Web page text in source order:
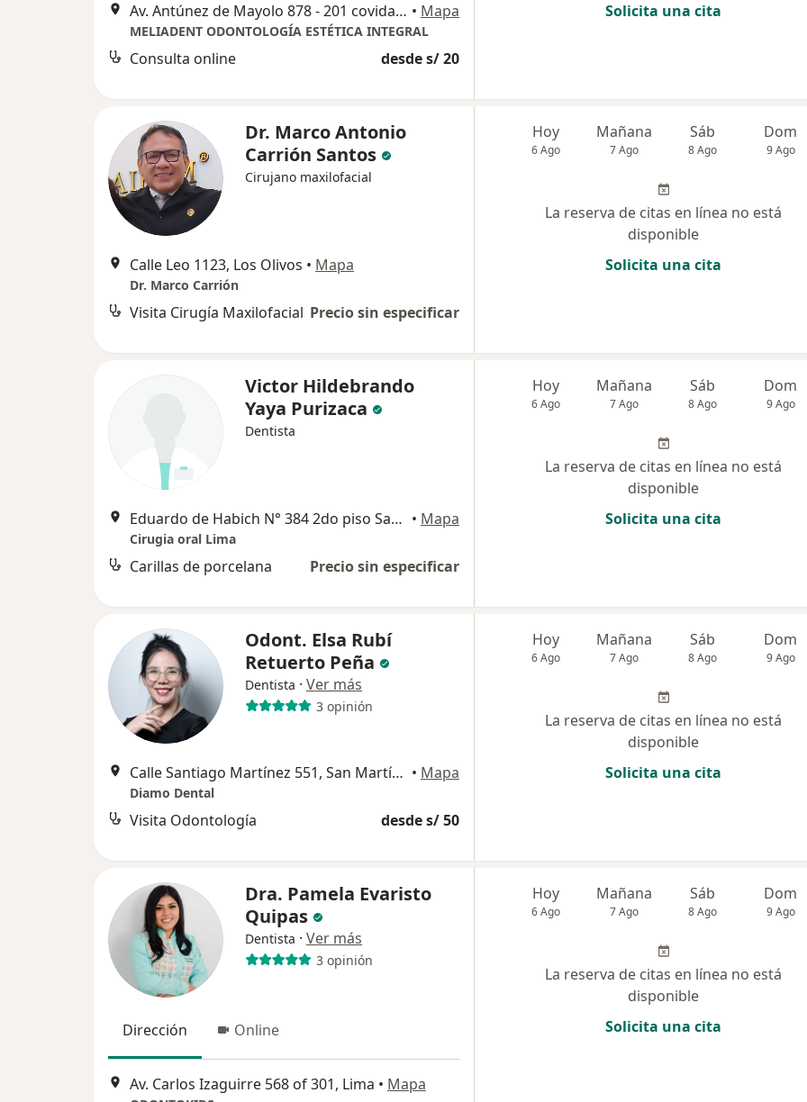
Av. Antúnez de Mayolo 878 - 201 covida Los Olivos, Los Olivos • Mapa
MELIADENT ODONTOLOGÍA ESTÉTICA INTEGRAL
Consulta online desde s/ 20
Solicita una cita
Dr. Marco Antonio
Carrión Santos
Cirujano maxilofacial
Calle Leo 1123, Los Olivos • Mapa
Dr. Marco Carrión
Visita Cirugía Maxilofacial Precio sin especificar
Hoy
6 Ago
Mañana
7 Ago
Sáb
8 Ago
Dom
9 Ago
La reserva de citas en línea no está
disponible
Solicita una cita
Victor Hildebrando
Yaya Purizaca
Dentista
Eduardo de Habich N° 384 2do piso San Martin de Porras Lima, Lima • Mapa
Cirugia oral Lima
Carillas de porcelana Precio sin especificar
Hoy
6 Ago
Mañana
7 Ago
Sáb
8 Ago
Dom
9 Ago
La reserva de citas en línea no está
disponible
Solicita una cita
Odont. Elsa Rubí
Retuerto Peña
Dentista · Ver más
3 opinión
Calle Santiago Martínez 551, San Martín de Porres • Mapa
Diamo Dental
Visita Odontología desde s/ 50
Hoy
6 Ago
Mañana
7 Ago
Sáb
8 Ago
Dom
9 Ago
La reserva de citas en línea no está
disponible
Solicita una cita
Dra. Pamela Evaristo
Quipas
Dentista · Ver más
3 opinión
Dirección Online
Av. Carlos Izaguirre 568 of 301, Lima • Mapa
Hoy
6 Ago
Mañana
7 Ago
Sáb
8 Ago
Dom
9 Ago
La reserva de citas en línea no está
disponible
Solicita una cita